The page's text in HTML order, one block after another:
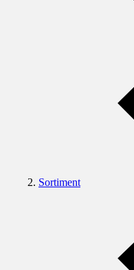
Sortiment